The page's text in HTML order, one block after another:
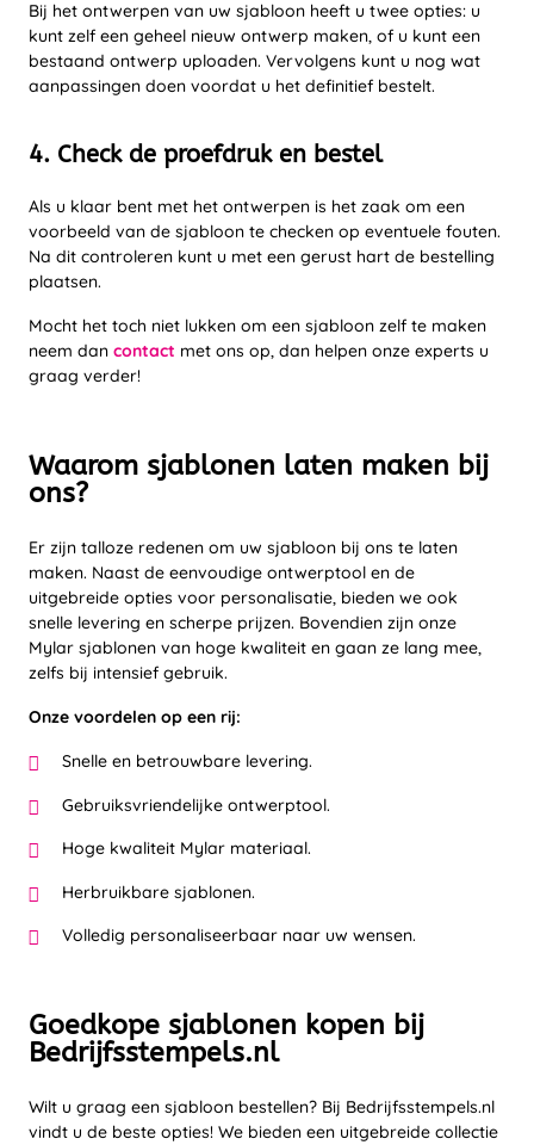
Bij het ontwerpen van uw sjabloon heeft u twee opties: u
kunt zelf een geheel nieuw ontwerp maken, of u kunt een
bestaand ontwerp uploaden. Vervolgens kunt u nog wat
aanpassingen doen voordat u het definitief bestelt.
4. Check de proefdruk en bestel
Als u klaar bent met het ontwerpen is het zaak om een
voorbeeld van de sjabloon te checken op eventuele fouten.
Na dit controleren kunt u met een gerust hart de bestelling
plaatsen.
Mocht het toch niet lukken om een sjabloon zelf te maken
neem dan contact met ons op, dan helpen onze experts u
graag verder!
Waarom sjablonen laten maken bij
ons?
Er zijn talloze redenen om uw sjabloon bij ons te laten
maken. Naast de eenvoudige ontwerptool en de
uitgebreide opties voor personalisatie, bieden we ook
snelle levering en scherpe prijzen. Bovendien zijn onze
Mylar sjablonen van hoge kwaliteit en gaan ze lang mee,
zelfs bij intensief gebruik.
Onze voordelen op een rij:
Snelle en betrouwbare levering.
Gebruiksvriendelijke ontwerptool.
Hoge kwaliteit Mylar materiaal.
Herbruikbare sjablonen.
Volledig personaliseerbaar naar uw wensen.
Goedkope sjablonen kopen bij
Bedrijfsstempels.nl
Wilt u graag een sjabloon bestellen? Bij Bedrijfsstempels.nl
vindt u de beste opties! We bieden een uitgebreide collectie